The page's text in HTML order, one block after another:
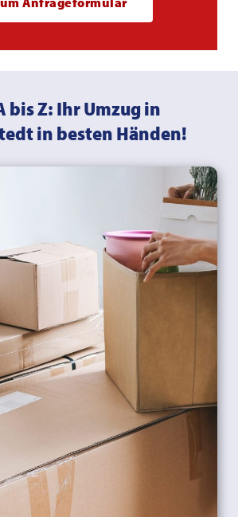
bis Z: Ihr Umzug in
in besten Händen!